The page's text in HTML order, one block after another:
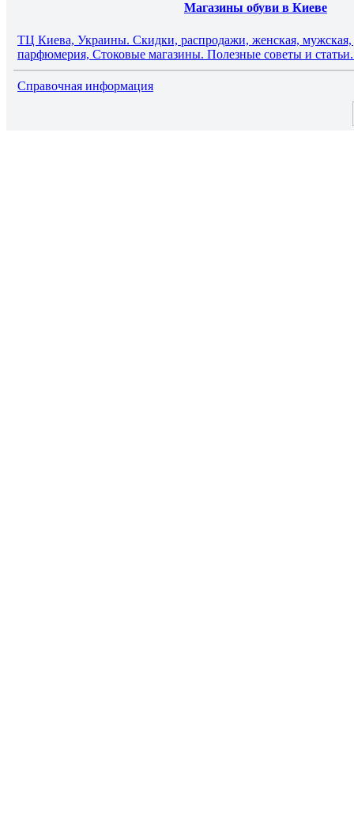
Магазины обуви в Киеве
ТЦ Киева, Украины. Скидки, распродажи, женская, мужская,
парфюмерия, Стоковые магазины. Полезные советы и
Справочная информация